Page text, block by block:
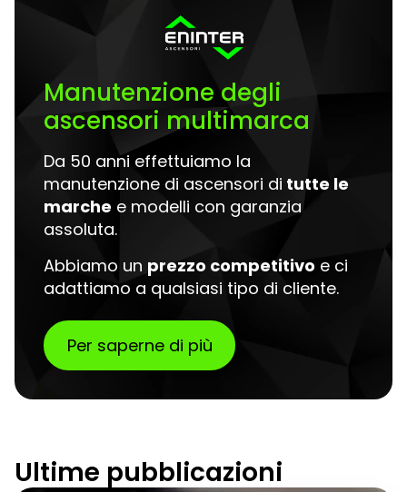
Manutenzione degli
ascensori multimarca
Da 50 anni effettuiamo la
manutenzione di ascensori di tutte le
marche e modelli con garanzia
assoluta.
Abbiamo un prezzo competitivo e ci
adattiamo a qualsiasi tipo di cliente.
Per saperne di più
Ultime pubblicazioni